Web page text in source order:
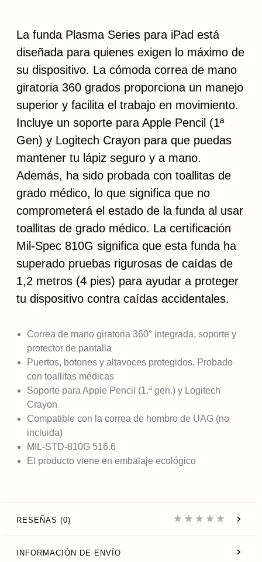
La funda Plasma Series para iPad está
diseñada para quienes exigen lo máximo de
su dispositivo. La cómoda correa de mano
giratoria 360 grados proporciona un manejo
superior y facilita el trabajo en movimiento.
Incluye un soporte para Apple Pencil (1ª
Gen) y Logitech Crayon para que puedas
mantener tu lápiz seguro y a mano.
Además, ha sido probada con toallitas de
grado médico, lo que significa que no
comprometerá el estado de la funda al usar
toallitas de grado médico. La certificación
Mil-Spec 810G significa que esta funda ha
superado pruebas rigurosas de caídas de
1,2 metros (4 pies) para ayudar a proteger
tu dispositivo contra caídas accidentales.
Correa de mano giratoria 360° integrada, soporte y
protector de pantalla
Puertos, botones y altavoces protegidos. Probado
con toallitas médicas
Soporte para Apple Pencil (1.ª gen.) y Logitech
Crayon
Compatible con la correa de hombro de UAG (no
incluida)
MIL-STD-810G 516.6
El producto viene en embalaje ecológico
RESEÑAS (0)
INFORMACIÓN DE ENVÍO